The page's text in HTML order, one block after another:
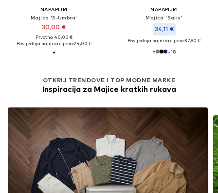
NAPAPIJRI
Majica 'S-Umbra'
30,00 €
Prvotno: 40,00 €
Posljednja najniža cijena:24,00 €
OTKRIJ TRENDOVE I TOP MODNE MARKE
Inspiracija za Majice kratkih rukava
NAPAPIJRI
Majica 'Salis'
34,11 €
Posljednja najniža cijena:37,90 €
+18